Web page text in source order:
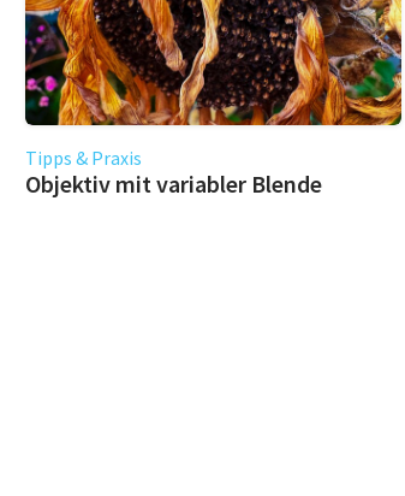
Tipps & Praxis
Objektiv mit variabler Blende